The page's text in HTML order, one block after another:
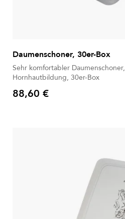
Daumenschoner, 30er-Box
Sehr komfortabler Daumenschoner, verhindert
Hornhautbildung, 30er-Box
Preis
88,60 €